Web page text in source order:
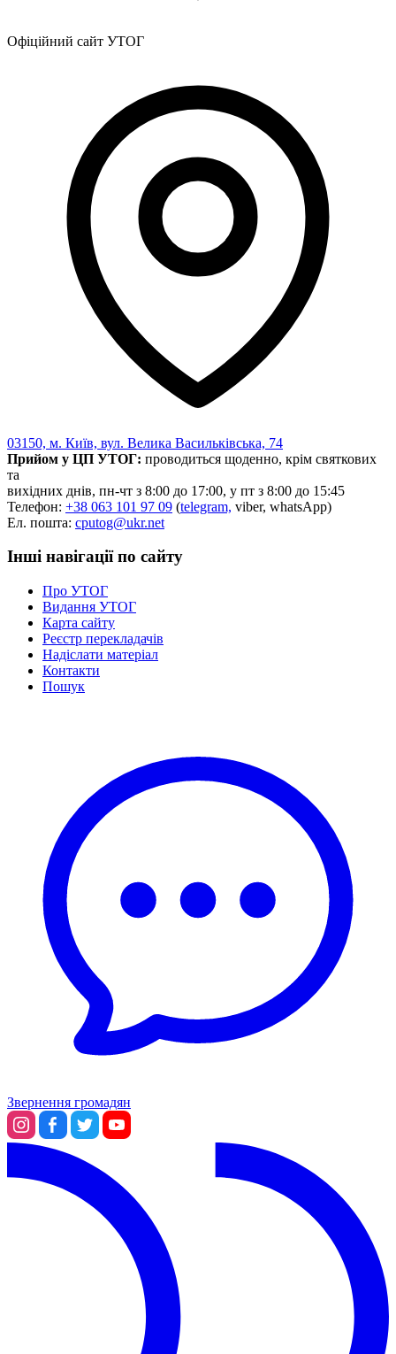
Офіційний сайт УТОГ
03150, м. Київ, вул. Велика Васильківська, 74
Прийом у ЦП УТОГ: проводиться щоденно, крім святкових
та
вихідних днів, пн-чт з 8:00 до 17:00, у пт з 8:00 до 15:45
Телефон: +38 063 101 97 09 (telegram, viber, whatsApp)
Ел. пошта: cputog@ukr.net
Інші навігації по сайту
Про УТОГ
Видання УТОГ
Карта сайту
Реєстр перекладачів
Надіслати матеріал
Контакти
Пошук
Звернення громадян